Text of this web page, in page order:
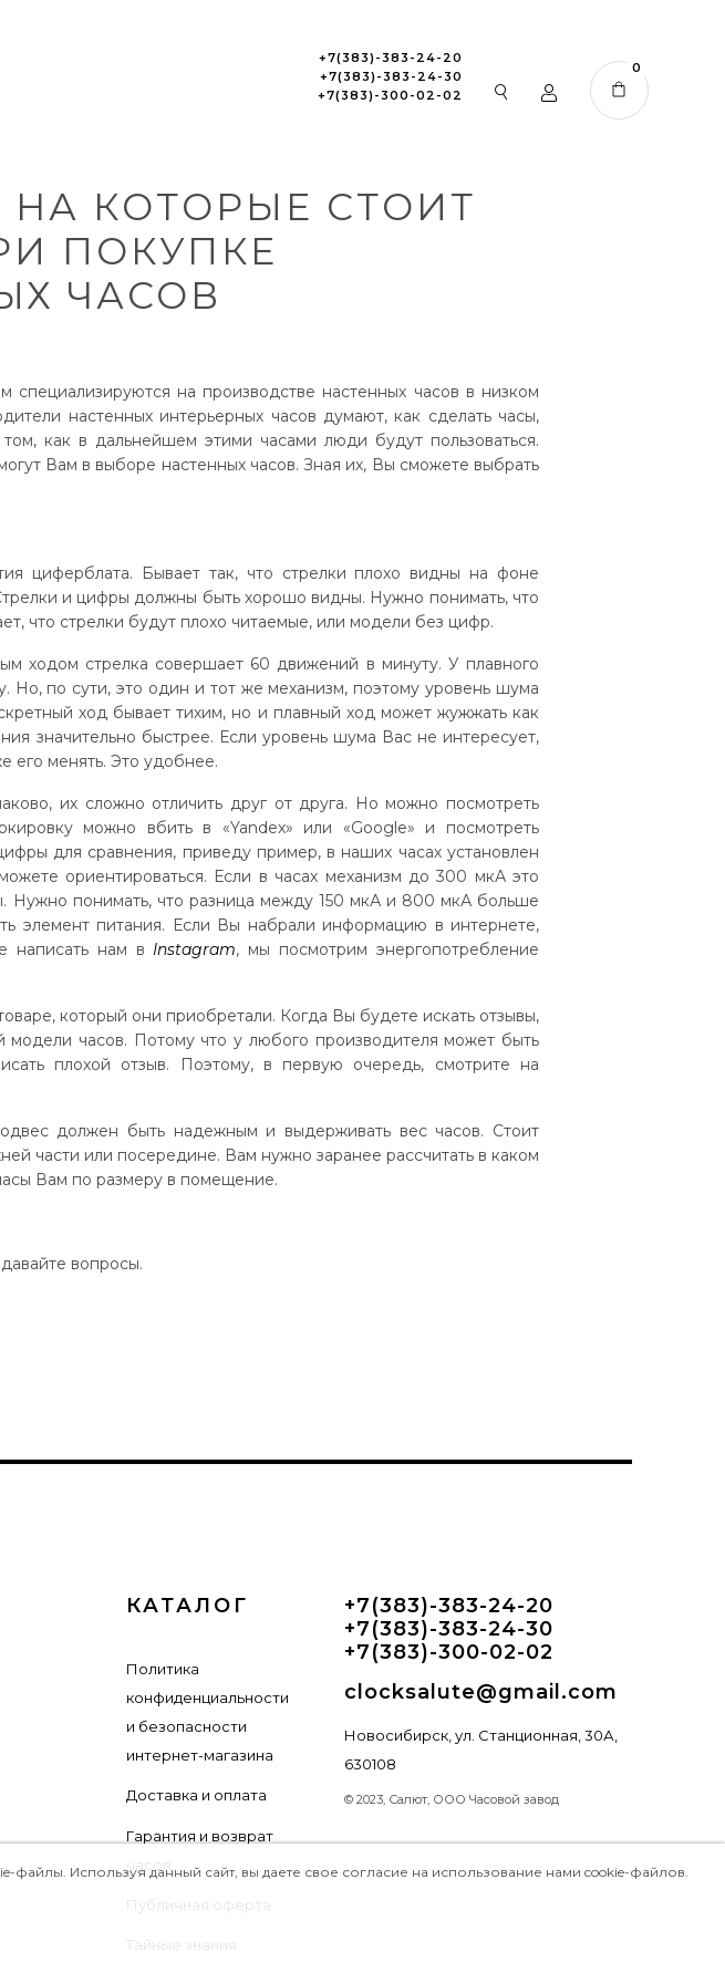
+7(383)-383-24-20
+7(383)-383-24-30
+7(383)-300-02-02
0
КОТОРЫЕ СТОИТ
ПОКУПКЕ
ЧАСОВ
на производстве настенных часов в низком
настенных интерьерных часов думают, как сделать часы,
как в дальнейшем этими часами люди будут пользоваться.
Вам в выборе настенных часов. Зная их, Вы сможете выбрать
циферблата. Бывает так, что стрелки плохо видны на фоне
и цифры должны быть хорошо видны. Нужно понимать, что
что стрелки будут плохо читаемые, или модели без цифр.
ходом стрелка совершает 60 движений в минуту. У плавного
Но, по сути, это один и тот же механизм, поэтому уровень шума
ход бывает тихим, но и плавный ход может жужжать как
значительно быстрее. Если уровень шума Вас не интересует,
его менять. Это удобнее.
их сложно отличить друг от друга. Но можно посмотреть
можно вбить в «Yandex» или «Google» и посмотреть
для сравнения, приведу пример, в наших часах установлен
ориентироваться. Если в часах механизм до 300 мкА это
Нужно понимать, что разница между 150 мкА и 800 мкА больше
элемент питания. Если Вы набрали информацию в интернете,
написать нам в Instagram, мы посмотрим энергопотребление
который они приобретали. Когда Вы будете искать отзывы,
часов. Потому что у любого производителя может быть
плохой отзыв. Поэтому, в первую очередь, смотрите на
должен быть надежным и выдерживать вес часов. Стоит
части или посередине. Вам нужно заранее рассчитать в каком
Вам по размеру в помещение.
вопросы.
КАТАЛОГ
Политика
конфиденциальности
и безопасности
интернет-магазина
Доставка и оплата
Гарантия и возврат
часов
Публичная оферта
Тайные знания
+7(383)-383-24-20
+7(383)-383-24-30
+7(383)-300-02-02
clocksalute@gmail.com
Новосибирск, ул. Станционная, 30А,
630108
© 2023, Салют, ООО Часовой завод
Используя данный сайт, вы даете свое согласие на использование нами cookie-файлов.